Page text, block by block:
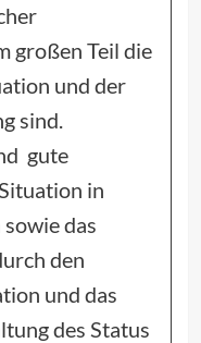
großen Teil die
und der
sind.
gute
in
das
den
und das
des Status